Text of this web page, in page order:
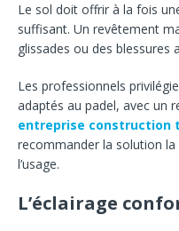
Le sol doit offrir à la fois
suffisant. Un revêtement
glissades ou des blessures
Les professionnels
adaptés au padel, avec un
entreprise construction
recommander la solution
l’usage.
L’éclairage